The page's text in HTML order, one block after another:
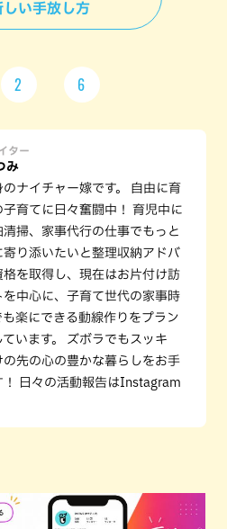
しい手放し方
2 6
ター
み
のナイチャー嫁です。 自由に育
子育てに日々奮闘中！ 育児中に
掃、家事代行の仕事でもっと
寄り添いたいと整理収納アドバ
格を取得し、現在はお片付け訪
を中心に、子育て世代の家事時
も楽にできる動線作りをプラン
います。 ズボラでもスッキ
の先の心の豊かな暮らしをお手
！ 日々の活動報告はInstagram